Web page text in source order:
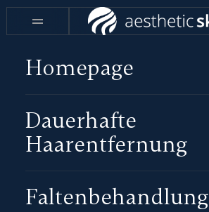
Homepage
Dauerhafte
Haarentfernung
Faltenbehandlung